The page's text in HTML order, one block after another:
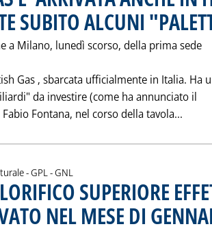
SUBITO ALCUNI
a Milano, lunedì scorso, della prima sede
Gas ‚ sbarcata ufficialmente in Italia. Ha
da investire (come ha annunciato il
Fontana, nel corso della tavola...
- GPL - GNL
SUPERIORE
NEL MESE DI